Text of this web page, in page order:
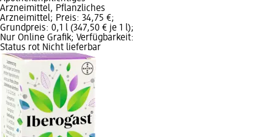
Arzneimittel, Pflanzliches
Arzneimittel; Preis: 34,75 €;
Grundpreis: 0,1 l (347,50 € je 1 l);
Nur Online Grafik; Verfügbarkeit:
Status rot Nicht lieferbar